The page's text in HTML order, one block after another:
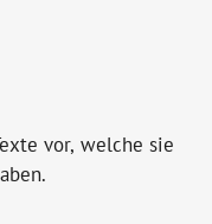
vor, welche sie